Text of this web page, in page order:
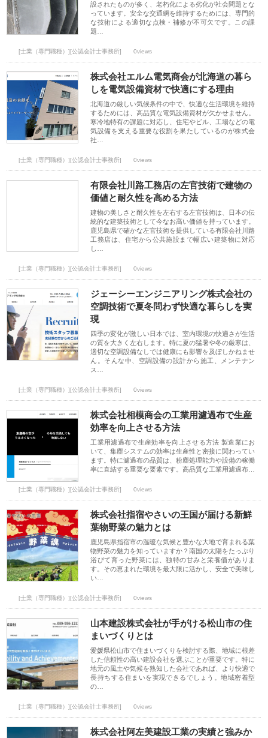
設されたものが多く、老朽化による劣化が社会問題とな
っています。安全な交通網を維持するためには、専門的
な技術による適切な点検・補修が不可欠です。この課
題…
[士業（専門職種）][公認会計士事務所] 0views
株式会社エルム電気商会が北海道の暮ら
しを電気設備資材で快適にする理由
北海道の厳しい気候条件の中で、快適な生活環境を維持
するためには、高品質な電気設備資材が欠かせません。
寒冷地特有の課題に対応し、住宅やビル、工場などの電
気設備を支える重要な役割を果たしているのが株式会
社…
[士業（専門職種）][公認会計士事務所] 0views
有限会社川路工務店の左官技術で建物の
価値と耐久性を高める方法
建物の美しさと耐久性を左右する左官技術は、日本の伝
統的な建築技術として今なお高い価値を持っています。
鹿児島県で確かな左官技術を提供している有限会社川路
工務店は、住宅から公共施設まで幅広い建築物に対応
し…
[士業（専門職種）][公認会計士事務所] 0views
ジェーシーエンジニアリング株式会社の
空調技術で夏冬問わず快適な暮らしを実
現
四季の変化が激しい日本では、室内環境の快適さが生活
の質を大きく左右します。特に夏の猛暑や冬の厳寒は、
適切な空調設備なしでは健康にも影響を及ぼしかねませ
ん。そんな中、空調設備の設計から施工、メンテナン
ス…
[士業（専門職種）][公認会計士事務所] 0views
株式会社相模商会の工業用濾過布で生産
効率を向上させる方法
工業用濾過布で生産効率を向上させる方法 製造業にお
いて、集塵システムの効率は生産性と密接に関わってい
ます。特に濾過布の品質は、粉塵処理能力や設備の稼働
率に直結する重要な要素です。高品質な工業用濾過布…
[士業（専門職種）][公認会計士事務所] 0views
株式会社指宿やさいの王国が届ける新鮮
葉物野菜の魅力とは
鹿児島県指宿市の温暖な気候と豊かな大地で育まれる葉
物野菜の魅力を知っていますか？南国の太陽をたっぷり
浴びて育った野菜には、独特の甘みと栄養価がありま
す。その恵まれた環境を最大限に活かし、安全で美味し
い…
[士業（専門職種）][公認会計士事務所] 0views
山本建設株式会社が手がける松山市の住
まいづくりとは
愛媛県松山市で住まいづくりを検討する際、地域に根差
した信頼性の高い建設会社を選ぶことが重要です。特に
地元の風土や気候を熟知した会社であれば、より快適で
長持ちする住まいを実現できるでしょう。地域密着型
の…
[士業（専門職種）][公認会計士事務所] 0views
株式会社阿左美建設工業の実績と強みか